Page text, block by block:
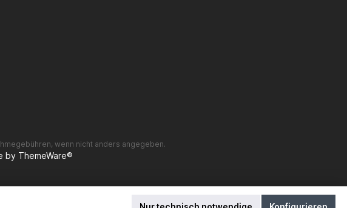
wenn nicht anders angegeben.
by ThemeWare®